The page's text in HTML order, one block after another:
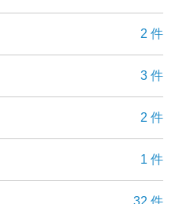
2 件
3 件
2 件
1 件
32 件